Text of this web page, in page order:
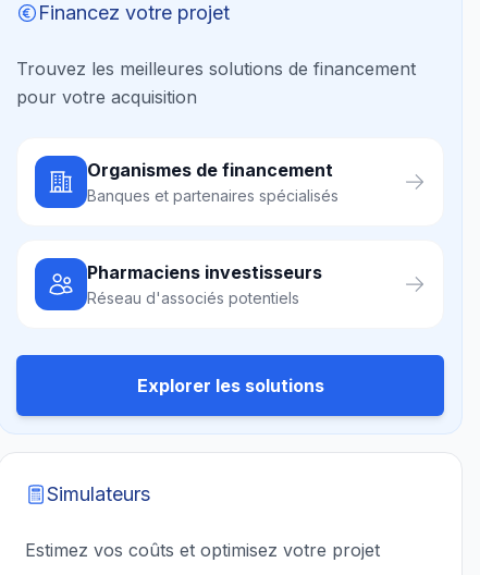
Financez votre projet
Trouvez les meilleures solutions de financement
pour votre acquisition
Organismes de financement
Banques et partenaires spécialisés
Pharmaciens investisseurs
Réseau d'associés potentiels
Explorer les solutions
Simulateurs
Estimez vos coûts et optimisez votre projet